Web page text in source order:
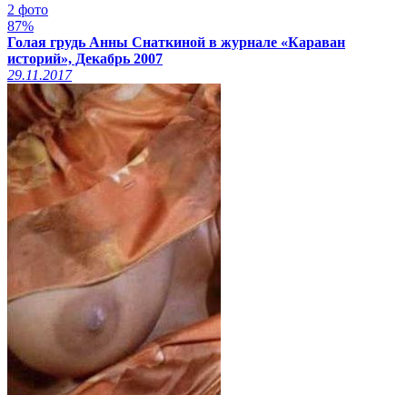
2 фото
87%
Голая грудь Анны Снаткиной в журнале «Караван
историй», Декабрь 2007
29.11.2017